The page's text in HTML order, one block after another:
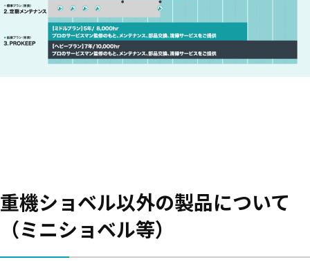
重機ショベル以外の製品について
（ミニショベル等）